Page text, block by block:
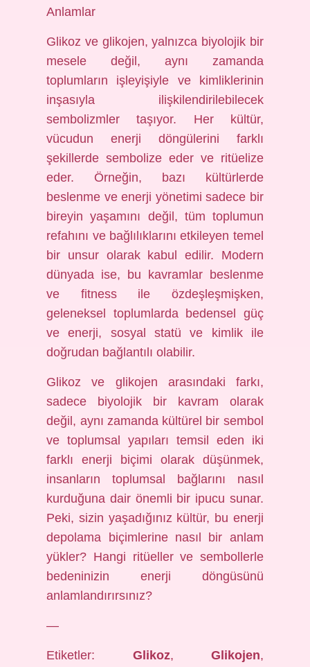
Anlamlar
Glikoz ve glikojen, yalnızca biyolojik bir
mesele değil, aynı zamanda
toplumların işleyişiyle ve kimliklerinin
inşasıyla ilişkilendirilebilecek
sembolizmler taşıyor. Her kültür,
vücudun enerji döngülerini farklı
şekillerde sembolize eder ve ritüelize
eder. Örneğin, bazı kültürlerde
beslenme ve enerji yönetimi sadece bir
bireyin yaşamını değil, tüm toplumun
refahını ve bağlılıklarını etkileyen temel
bir unsur olarak kabul edilir. Modern
dünyada ise, bu kavramlar beslenme
ve fitness ile özdeşleşmişken,
geleneksel toplumlarda bedensel güç
ve enerji, sosyal statü ve kimlik ile
doğrudan bağlantılı olabilir.
Glikoz ve glikojen arasındaki farkı,
sadece biyolojik bir kavram olarak
değil, aynı zamanda kültürel bir sembol
ve toplumsal yapıları temsil eden iki
farklı enerji biçimi olarak düşünmek,
insanların toplumsal bağlarını nasıl
kurduğuna dair önemli bir ipucu sunar.
Peki, sizin yaşadığınız kültür, bu enerji
depolama biçimlerine nasıl bir anlam
yükler? Hangi ritüeller ve sembollerle
bedeninizin enerji döngüsünü
anlamlandırırsınız?
—
Etiketler: Glikoz, Glikojen,